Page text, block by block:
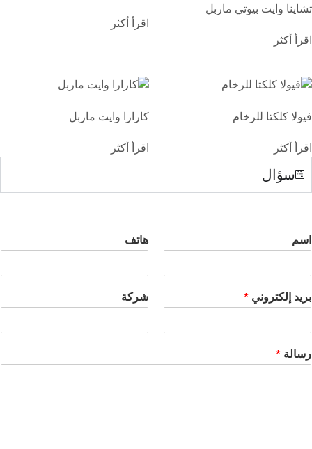
تشاينا وايت بيوتي ماربل
اقرأ أكثر
اقرأ أكثر
فيولا كلكتا للرخام
اقرأ أكثر
كارارا وايت ماربل
اقرأ أكثر
سؤال
اسم هاتف
بريد إلكتروني * شركة
رسالة *